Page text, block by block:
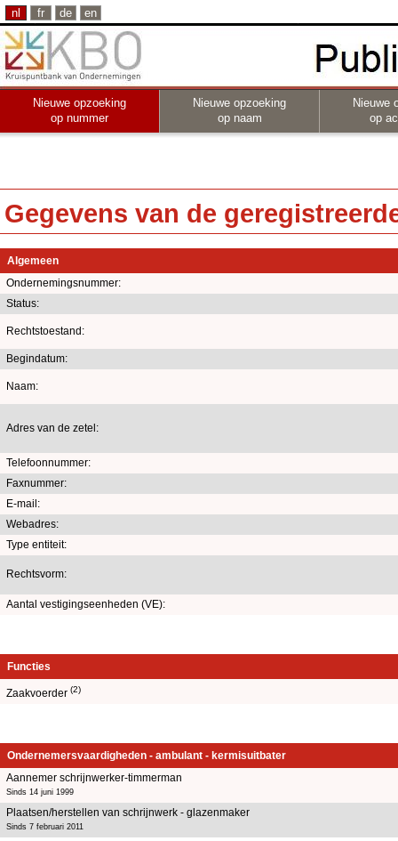
nl fr de en
Nieuwe opzoeking
op nummer
Nieuwe opzoeking
op naam
Nieuwe
op
Gegevens van de
Algemeen
Ondernemingsnummer:
Status:
Rechtstoestand:
Begindatum:
Naam:
Adres van de zetel:
Telefoonnummer:
Faxnummer:
E-mail:
Webadres:
Type entiteit:
Rechtsvorm:
Aantal vestigingseenheden (VE):
Functies
Zaakvoerder (2)
Ondernemersvaardigheden - ambulant - kermisuitbater
Aannemer schrijnwerker-timmerman
Sinds 14 juni 1999
Plaatsen/herstellen van schrijnwerk - glazenmaker
Sinds 7 februari 2011